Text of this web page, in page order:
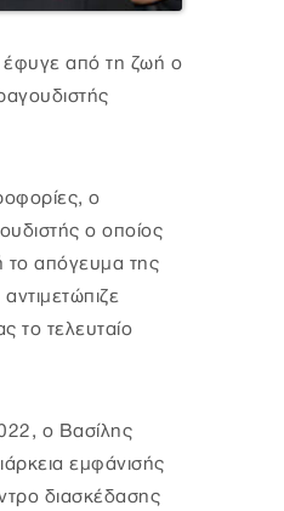
έφυγε από τη ζωή ο
ο
ο οποίος
απόγευμα της
το τελευταίο
ο Βασίλης
εμφάνισής
διασκέδασης